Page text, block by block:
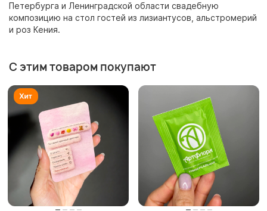
Петербурга и Ленинградской области свадебную
композицию на стол гостей из лизиантусов, альстромерий
и роз Кения.
С этим товаром покупают